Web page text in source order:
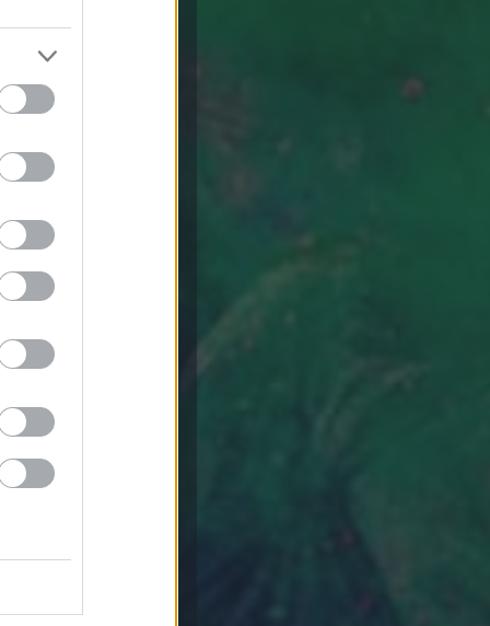
a figyelmet
nem nyújt.
eszköz
A
is.
olyan
és
a
amelyet ők
az
A
a